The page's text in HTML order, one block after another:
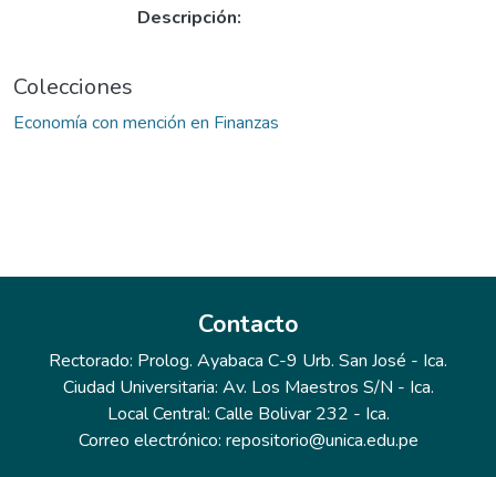
Descripción:
Colecciones
Economía con mención en Finanzas
Contacto
Rectorado: Prolog. Ayabaca C-9 Urb. San José - Ica.
Ciudad Universitaria: Av. Los Maestros S/N - Ica.
Local Central: Calle Bolivar 232 - Ica.
Correo electrónico: repositorio@unica.edu.pe